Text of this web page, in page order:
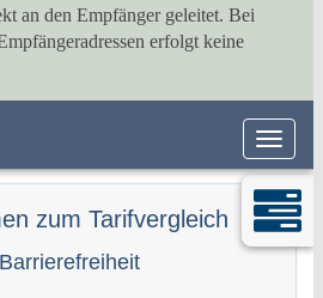
an den Empfänger geleitet. Bei
erfolgt keine